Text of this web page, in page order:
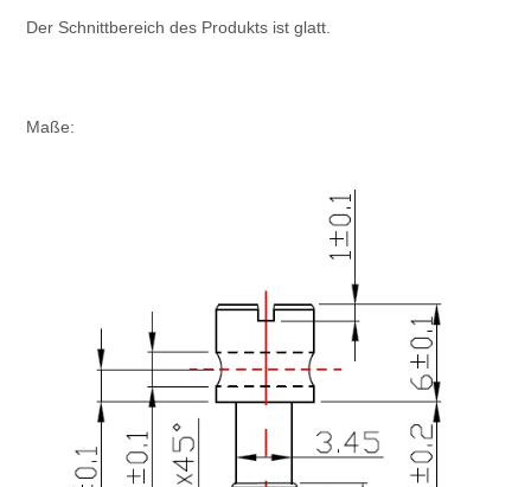
Der Schnittbereich des Produkts ist glatt.
Maße: